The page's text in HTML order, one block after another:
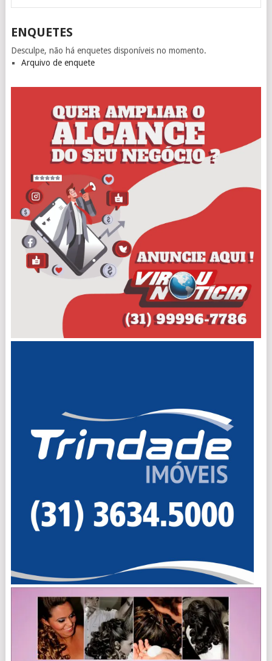
ENQUETES
Desculpe, não há enquetes disponíveis no momento.
Arquivo de enquete